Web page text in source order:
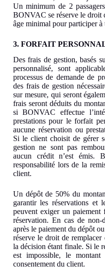
Un minimum de 2
BONVAC se réserve le droit
âge minimal pour participer à
3. FORFAIT
Des frais de gestion, basés
personnalisé, sont
processus de demande de
des frais de gestion
sur mesure, qui seront
frais seront déduits du
si BONVAC effectue
prestations pour le forfait
aucune réservation ou
Si le client choisit de gérer
gestion ne sont pas
aucun crédit n’est émis.
responsabilité lors de la
client.
Un dépôt de 50% du
garantir les réservations et
peuvent exiger un
réservation. En cas de non-
après le paiement du dépôt
réserve le droit de remplacer
la décision étant finale. Si le
est impossible, le
consentement du client.